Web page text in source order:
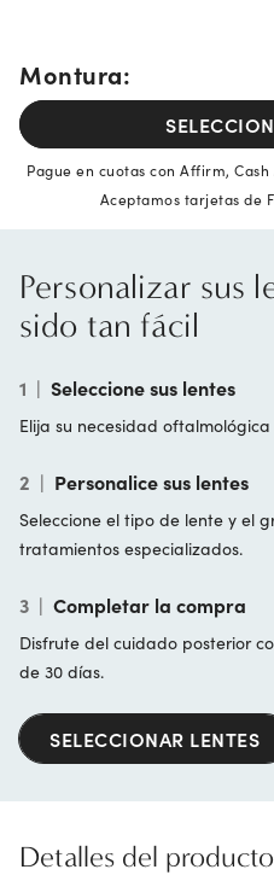
Montura:
Pague en cuotas con Affirm,
Aceptamos tarjetas de
Personalizar sus
sido tan fácil
1 | Seleccione sus lentes
Elija su necesidad
2 | Personalice sus lentes
Seleccione el tipo de lente y el
tratamientos especializados.
3 | Completar la compra
Disfrute del cuidado posterior
de 30 días.
SELECCIONAR LENTES
Detalles del producto